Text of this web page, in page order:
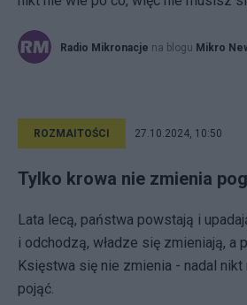
Radio Mikronacje na blogu Mikro
ROZMAITOŚCI 27.10.2024, 10:50
Tylko krowa nie zmienia
Lata lecą, państwa powstają i
i odchodzą, władze się zmieniają, a
Księstwa się nie zmienia - nadal
pojąć.